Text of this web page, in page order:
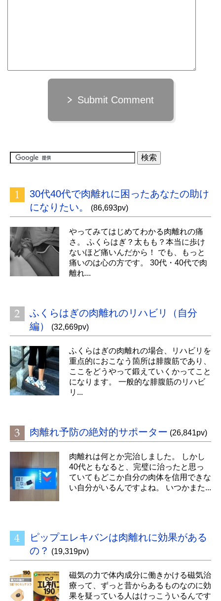
Submit Comment
30代40代で肉離れに困ったあなたの助け
になりたい。
(86,693pv)
やってみてはじめてわかる肉離れの痛
さ。 ふくらはぎ？太もも？本当に歩け
ないほど痛いんだから！ でも、もっと
痛いのは心の方です。 30代・40代で肉
離れ...
ふくらはぎの肉離れのリハビリ（自分
編）
(32,669pv)
ふくらはぎの肉離れの場合、リハビリを
重点的におこなう箇所は腓腹筋であり、
ここをどうやって鍛えていくかってこと
になります。 一般的な腓腹筋のリハビ
リ...
肉離れ予防の絶対的サポーター (26,841pv)
肉離れは何とか完治しました。 しかし
40代ともなると、完璧に治ったと思っ
ていてもどこか自分の肉体を信用できな
い自分がいるんですよね。 いつかまた...
ピップエレキバンは肉離れに効果がある
の？ (19,319pv)
磁気の力で体内成分に働きかける磁気治
療って、ずっと昔からあるものなのに効
果を疑っている人はけっこういるんです